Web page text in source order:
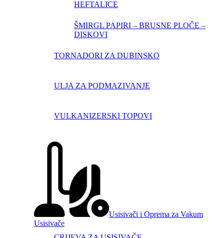
HEFTALICE
ŠMIRGL PAPIRI – BRUSNE PLOČE –
DISKOVI
TORNADORI ZA DUBINSKO
ULJA ZA PODMAZIVANJE
VULKANIZERSKI TOPOVI
Usisivači i Oprema za Vakum
Usisivače